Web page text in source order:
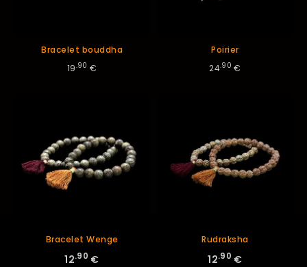
Bracelet bouddha
19.90 €
Poirier
24.90 €
Bracelet Wenge
12.90 €
Rudraksha
12.90 €